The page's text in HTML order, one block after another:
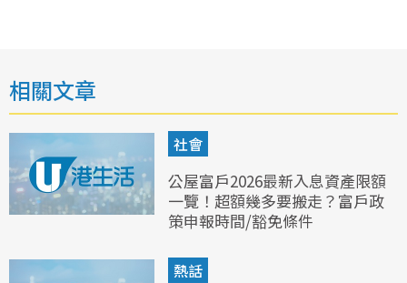
相關文章
社會
公屋富戶2026最新入息資產限額
一覽！超額幾多要搬走？富戶政
策申報時間/豁免條件
熱話